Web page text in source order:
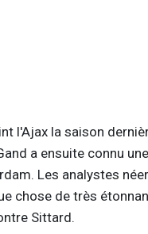
l'Ajax la saison
a ensuite connu
Les analystes
chose de très
Sittard.